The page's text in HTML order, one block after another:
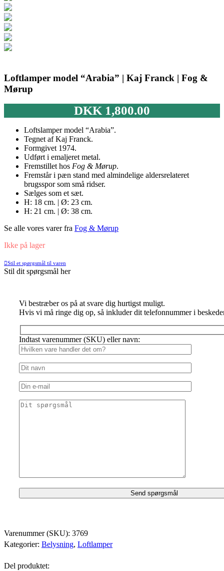
Loftlamper model “Arabia” | Kaj Franck | Fog &
Mørup
DKK1,800.00
Loftslamper model “Arabia”.
Tegnet af Kaj Franck.
Formgivet 1974.
Udført i emaljeret metal.
Fremstillet hos Fog & Mørup.
Fremstår i pæn stand med almindelige aldersrelateret
brugsspor som små ridser.
Sælges som et sæt.
H: 18 cm. | Ø: 23 cm.
H: 21 cm. | Ø: 38 cm.
Se alle vores varer fra Fog & Mørup
Ikke på lager
Stil et spørgsmål til varen
Stil dit spørgsmål her
Vi bestræber os på at svare dig hurtigst muligt.
Hvis vi må ringe dig op, så inkluder dit telefonnummer i
Indtast varenummer (SKU) eller navn:
Varenummer (SKU): 3769
Kategorier: Belysning, Loftlamper
Del produktet: